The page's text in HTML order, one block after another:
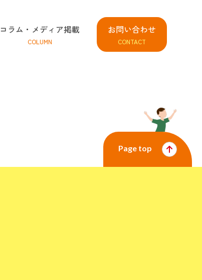
コラム・メディア掲載
COLUMN
お問い合わせ
CONTACT
Page top